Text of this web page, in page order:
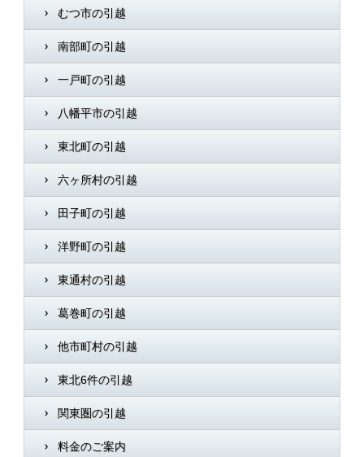
むつ市の引越
南部町の引越
一戸町の引越
八幡平市の引越
東北町の引越
六ヶ所村の引越
田子町の引越
洋野町の引越
東通村の引越
葛巻町の引越
他市町村の引越
東北6件の引越
関東圏の引越
料金のご案内